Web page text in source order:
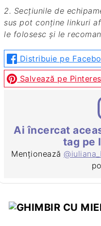
2. Secțiunile de echipamente și ingrediente de mai
sus pot conține linkuri
le folosesc și le
Distribuie pe
Salvează pe
Ai încercat
tag pe
Menționează